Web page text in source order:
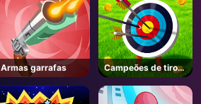
Armas garrafas
Campeões de tiro
com arco